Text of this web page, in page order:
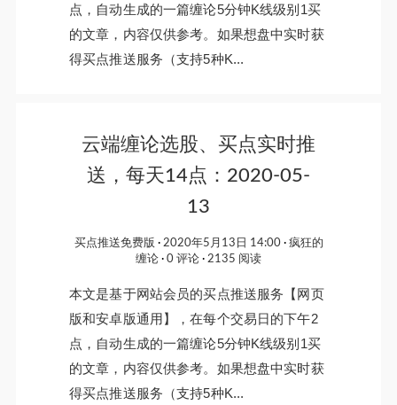
点，自动生成的一篇缠论5分钟K线级别1买
的文章，内容仅供参考。如果想盘中实时获
得买点推送服务（支持5种K...
云端缠论选股、买点实时推
送，每天14点：2020-05-
13
买点推送免费版 2020年5月13日 14:00
疯狂的
缠论
0 评论 2135 阅读
本文是基于网站会员的买点推送服务【网页
版和安卓版通用】，在每个交易日的下午2
点，自动生成的一篇缠论5分钟K线级别1买
的文章，内容仅供参考。如果想盘中实时获
得买点推送服务（支持5种K...